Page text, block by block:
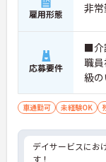
雇用形態 非
応募要件
■介
職
級
可
運
車通勤可 未経験OK
デイサービスにお
す！